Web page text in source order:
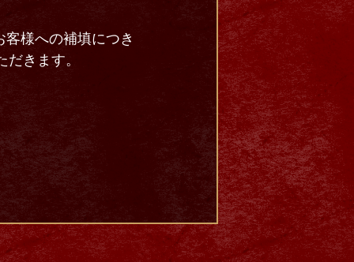
様への補填につき
きます。